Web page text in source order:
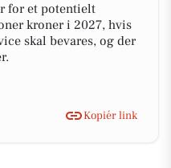
for et potentielt
kroner i 2027, hvis
skal bevares, og der
Kopiér link